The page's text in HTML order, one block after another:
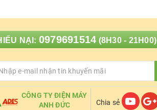
NẠI: 0979691514 (8H30 - 21H00)
CÔNG TY ĐIỆN MÁY
ANH ĐỨC
Chia sẻ